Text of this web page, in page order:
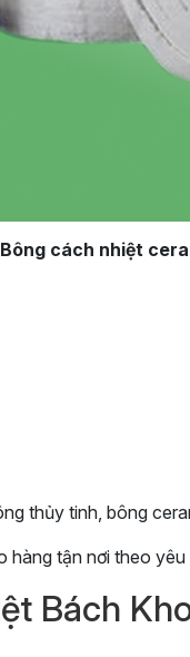
Bông cách nhiệt
thủy tinh, bông
tận nơi theo
Bách